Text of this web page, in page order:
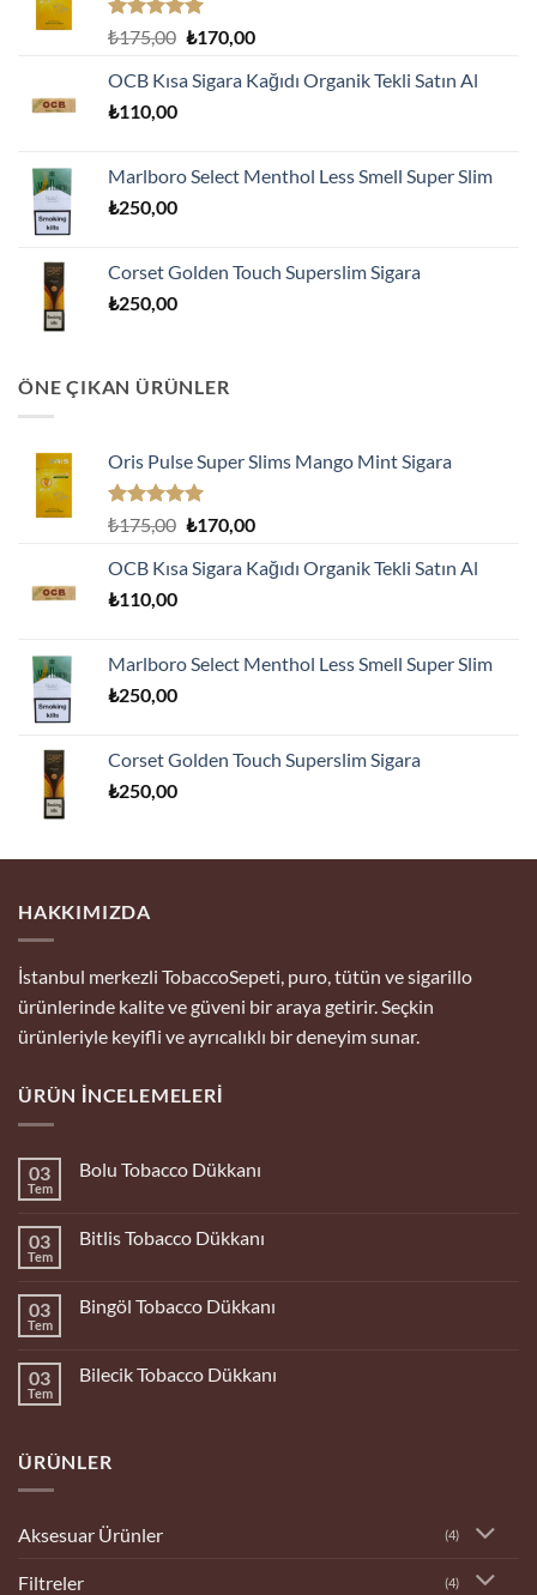
5 üzerinden
oy
aldı
₺175,00 Orijinal
₺175,00.
₺170,00Şu
fiyat:
OCB Kısa Sigara Kağıdı Organik Tekli Satın Al
₺110,00
Marlboro Select Menthol Less Smell Super Slim
₺250,00
Corset Golden Touch Superslim Sigara
₺250,00
ÖNE ÇIKAN ÜRÜNLER
Oris Pulse Super Slims Mango Mint Sigara
5 üzerinden
oy
aldı
₺175,00 Orijinal
₺175,00.
₺170,00Şu
fiyat:
OCB Kısa Sigara Kağıdı Organik Tekli Satın Al
₺110,00
Marlboro Select Menthol Less Smell Super Slim
₺250,00
Corset Golden Touch Superslim Sigara
₺250,00
HAKKIMIZDA
İstanbul merkezli TobaccoSepeti, puro, tütün ve sigarillo
ürünlerinde kalite ve güveni bir araya getirir. Seçkin
ürünleriyle keyifli ve ayrıcalıklı bir deneyim sunar.
ÜRÜN İNCELEMELERI
03
Tem
Bolu Tobacco Dükkanı
Tobacco
03
Tem
Bitlis Tobacco Dükkanı
Tobacco
03
Tem
Bingöl Tobacco Dükkanı
Tobacco
03
Tem
Bilecik Tobacco Dükkanı
Dükkanı
ÜRÜNLER
Aksesuar Ürünler (4)
Filtreler (4)